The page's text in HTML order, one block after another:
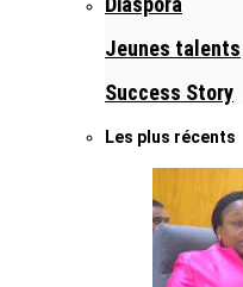
Jeunes talents
Success Story
Les plus récents